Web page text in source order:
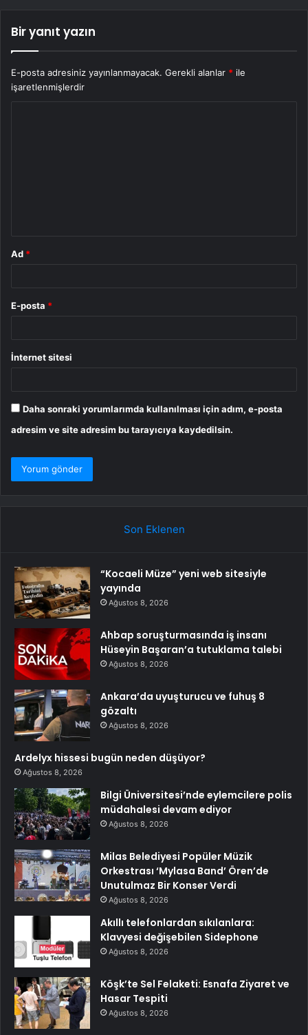
Bir yanıt yazın
E-posta adresiniz yayınlanmayacak. Gerekli alanlar * ile
işaretlenmişlerdir
Ad *
E-posta *
İnternet sitesi
Daha sonraki yorumlarımda kullanılması için adım, e-posta
adresim ve site adresim bu tarayıcıya kaydedilsin.
Son Eklenen
“Kocaeli Müze” yeni web sitesiyle
yayında
Ağustos 8, 2026
Ahbap soruşturmasında iş insanı
Hüseyin Başaran’a tutuklama talebi
Ağustos 8, 2026
Ankara’da uyuşturucu ve fuhuş 8
gözaltı
Ağustos 8, 2026
Ardelyx hissesi bugün neden düşüyor?
Ağustos 8, 2026
Bilgi Üniversitesi’nde eylemcilere polis
müdahalesi devam ediyor
Ağustos 8, 2026
Milas Belediyesi Popüler Müzik
Orkestrası ‘Mylasa Band’ Ören’de
Unutulmaz Bir Konser Verdi
Ağustos 8, 2026
Akıllı telefonlardan sıkılanlara:
Klavyesi değişebilen Sidephone
Ağustos 8, 2026
Köşk’te Sel Felaketi: Esnafa Ziyaret ve
Hasar Tespiti
Ağustos 8, 2026